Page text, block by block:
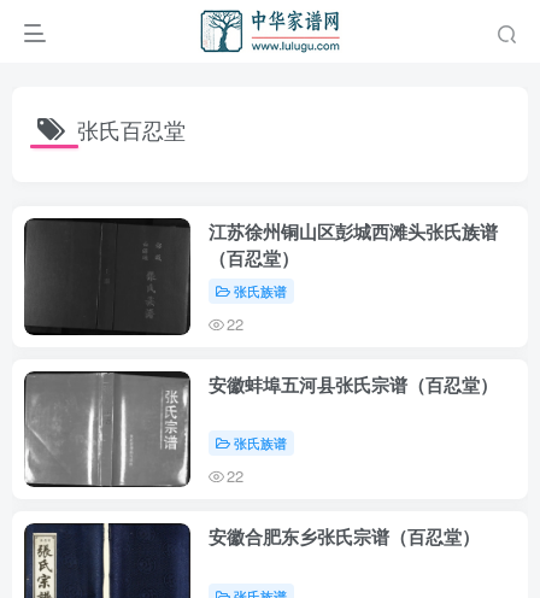
张氏百忍堂
江苏徐州铜山区彭城西滩头张氏族谱
（百忍堂）
张氏族谱
22
安徽蚌埠五河县张氏宗谱（百忍堂）
张氏族谱
22
安徽合肥东乡张氏宗谱（百忍堂）